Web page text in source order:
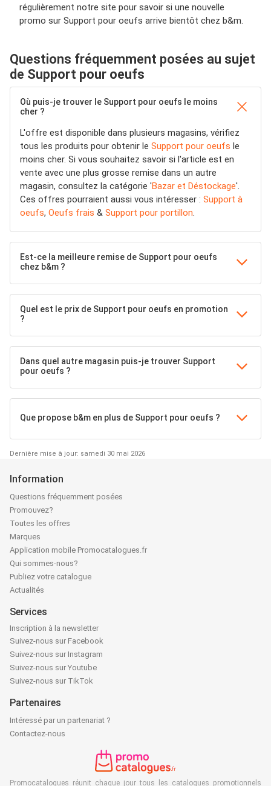
régulièrement notre site pour savoir si une nouvelle
promo sur Support pour oeufs arrive bientôt chez b&m.
Questions fréquemment posées au sujet
de Support pour oeufs
Où puis-je trouver le Support pour oeufs le moins
cher ?
L'offre est disponible dans plusieurs magasins, vérifiez
tous les produits pour obtenir le Support pour oeufs le
moins cher. Si vous souhaitez savoir si l'article est en
vente avec une plus grosse remise dans un autre
magasin, consultez la catégorie 'Bazar et Déstockage'.
Ces offres pourraient aussi vous intéresser : Support à
oeufs, Oeufs frais & Support pour portillon.
Est-ce la meilleure remise de Support pour oeufs
chez b&m ?
Quel est le prix de Support pour oeufs en promotion
?
Dans quel autre magasin puis-je trouver Support
pour oeufs ?
Que propose b&m en plus de Support pour oeufs ?
Dernière mise à jour: samedi 30 mai 2026
Information
Questions fréquemment posées
Promouvez?
Toutes les offres
Marques
Application mobile Promocatalogues.fr
Qui sommes-nous?
Publiez votre catalogue
Actualités
Services
Inscription à la newsletter
Suivez-nous sur Facebook
Suivez-nous sur Instagram
Suivez-nous sur Youtube
Suivez-nous sur TikTok
Partenaires
Intéressé par un partenariat ?
Contactez-nous
Promocatalogues réunit chaque jour tous les catalogues promotionnels